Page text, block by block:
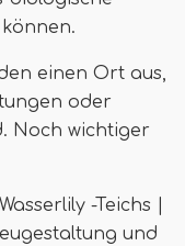
einen Ort aus,
oder
Noch wichtiger
-Teichs |
und